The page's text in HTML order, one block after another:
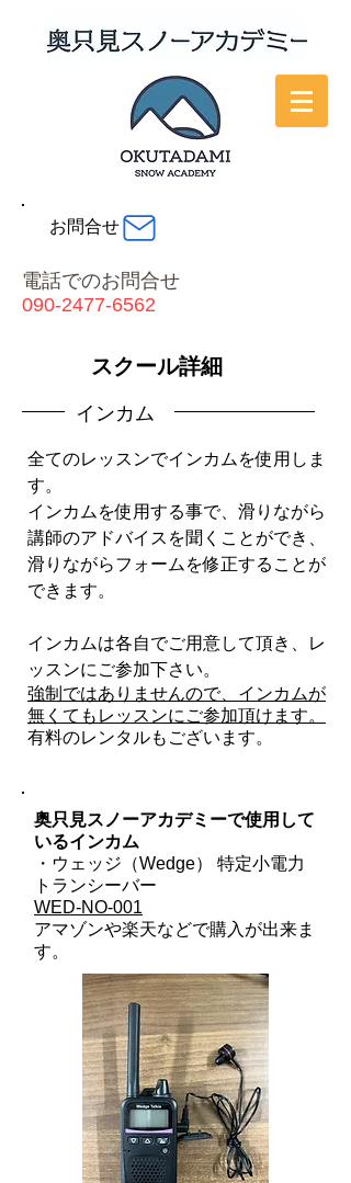
お問合せ
電話でのお問合せ
090-2477-6562
スクール詳細
インカム
全てのレッスンでインカムを使用しま
す。
インカムを使用する事で、 滑りながら
講師のアドバイスを聞くことができ、
滑りながらフォームを修正することが
できます。
インカムは各自でご用意して頂き、レ
ッスンにご参加下さい。
強制ではありませんので、インカムが
無くてもレッスンにご参加頂けます。
有料のレンタルもございます。
奥只見スノーアカデミーで使用して
いるインカム
・ウェッジ（Wedge） 特定小電力
トランシーバー
WED-NO-001
​アマゾンや楽天などで購入が出来ま
す。